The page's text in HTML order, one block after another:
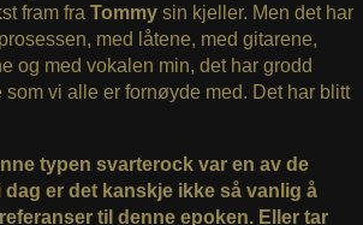
fram fra Tommy sin kjeller. Men det har
med låtene, med gitarene,
og med vokalen min, det har grodd
som vi alle er fornøyde med. Det har blitt
typen svarterock var en av de
er det kanskje ikke så vanlig å
til denne epoken. Eller tar